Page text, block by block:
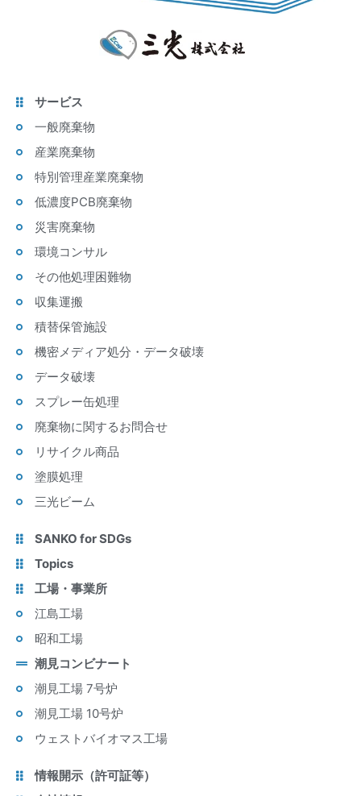
サービス
一般廃棄物
産業廃棄物
特別管理産業廃棄物
低濃度PCB廃棄物
災害廃棄物
環境コンサル
その他処理困難物
収集運搬
積替保管施設
機密メディア処分・データ破壊
データ破壊
スプレー缶処理
廃棄物に関するお問合せ
リサイクル商品
塗膜処理
三光ビーム
SANKO for SDGs
Topics
工場・事業所
江島工場
昭和工場
潮見コンビナート
潮見工場 7号炉
潮見工場 10号炉
ウェストバイオマス工場
情報開示（許可証等）